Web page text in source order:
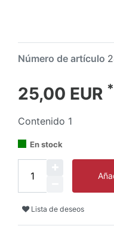
Número de artículo
25,00 EUR *
Contenido 1
En stock
Lista de deseos